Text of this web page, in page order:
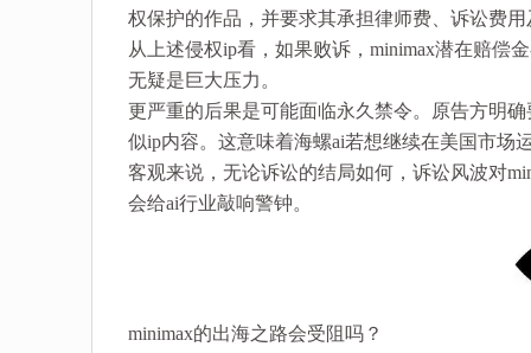
权保护的作品，并要求其承担律师费、诉讼费
从上述侵权ip看，如果败诉，minimax潜在赔偿
无疑是巨大压力。
更严重的后果是可能面临永久禁令。原告方明
似ip内容。这意味着海螺ai若想继续在美国市场
客观来说，无论诉讼的结局如何，诉讼风波对
会给ai行业敲响警钟。
minimax的出海之路会受阻吗？